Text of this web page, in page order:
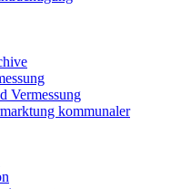
Vermessung
kommunaler